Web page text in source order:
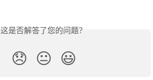
这是否解答了您的问题？
😞 😐 😃